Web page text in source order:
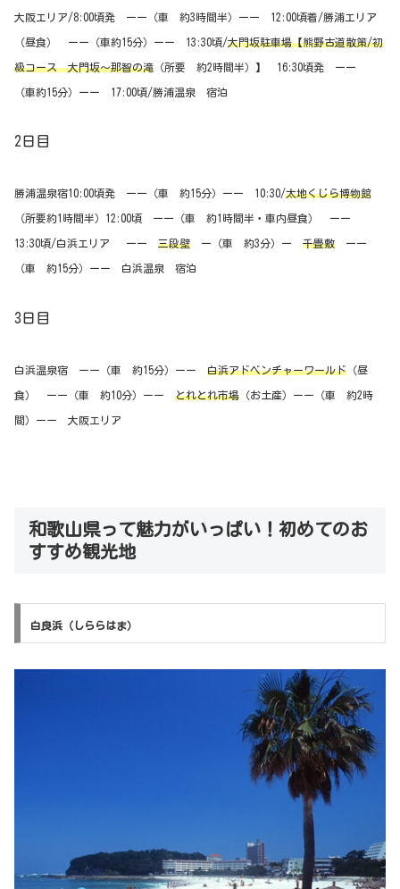
大阪エリア/8:00頃発 ーー（車 約3時間半）ーー 12:00頃着/勝浦エリア
（昼食） ーー（車約15分）ーー 13:30頃/大門坂駐車場【熊野古道散策/初
級コース 大門坂〜那智の滝 （所要 約2時間半）】 16:30頃発 ーー
（車約15分）ーー 17:00頃/勝浦温泉 宿泊
2日目
勝浦温泉宿10:00頃発 ーー（車 約15分）ーー 10:30/太地くじら博物館
（所要約1時間半）12:00頃 ーー（車 約1時間半・車内昼食） ーー
13:30頃/白浜エリア ーー 三段壁 ー（車 約3分）ー 千畳敷 ーー
（車 約15分）ーー 白浜温泉 宿泊
3日目
白浜温泉宿 ーー（車 約15分）ーー 白浜アドベンチャーワールド （昼
食） ーー（車 約10分）ーー とれとれ市場 （お土産）ーー（車 約2時
間）ーー 大阪エリア
和歌山県って魅力がいっぱい！初めてのお
すすめ観光地
白良浜（しららはま）